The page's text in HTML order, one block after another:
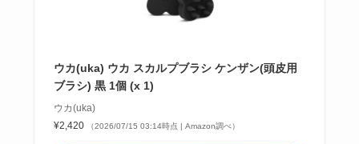
ウカ(uka) ウカ スカルプブラシ ケンザン(頭皮用
ブラシ) 黒 1個 (x 1)
ウカ(uka)
¥2,420
（2026/07/15 03:14時点 | Amazon調べ）